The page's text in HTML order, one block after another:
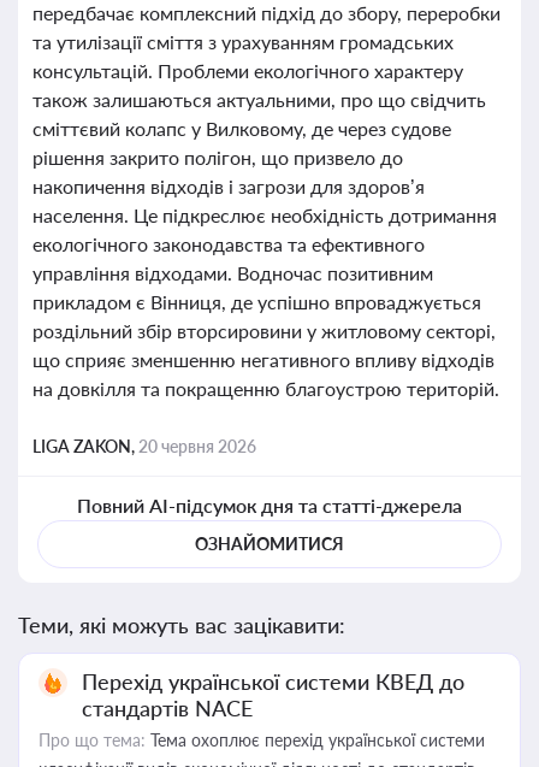
передбачає комплексний підхід до збору, переробки
та утилізації сміття з урахуванням громадських
консультацій. Проблеми екологічного характеру
також залишаються актуальними, про що свідчить
сміттєвий колапс у Вилковому, де через судове
рішення закрито полігон, що призвело до
накопичення відходів і загрози для здоров’я
населення. Це підкреслює необхідність дотримання
екологічного законодавства та ефективного
управління відходами. Водночас позитивним
прикладом є Вінниця, де успішно впроваджується
роздільний збір вторсировини у житловому секторі,
що сприяє зменшенню негативного впливу відходів
на довкілля та покращенню благоустрою територій.
LIGA ZAKON, 20 червня 2026
Повний AI-підсумок дня та статті-джерела
ОЗНАЙОМИТИСЯ
Теми, які можуть вас зацікавити:
Перехід української системи КВЕД до
стандартів NACE
Про що тема: Тема охоплює перехід української системи